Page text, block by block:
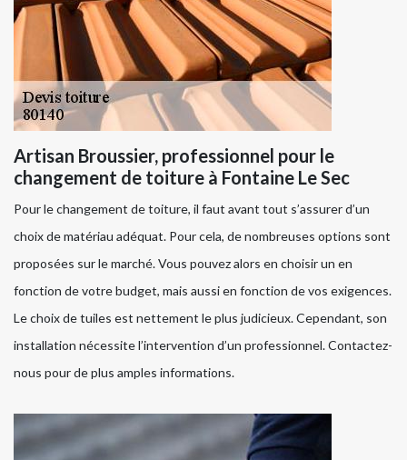
Artisan Broussier, professionnel pour le
changement de toiture à Fontaine Le Sec
Pour le changement de toiture, il faut avant tout s’assurer d’un
choix de matériau adéquat. Pour cela, de nombreuses options sont
proposées sur le marché. Vous pouvez alors en choisir un en
fonction de votre budget, mais aussi en fonction de vos exigences.
Le choix de tuiles est nettement le plus judicieux. Cependant, son
installation nécessite l’intervention d’un professionnel. Contactez-
nous pour de plus amples informations.